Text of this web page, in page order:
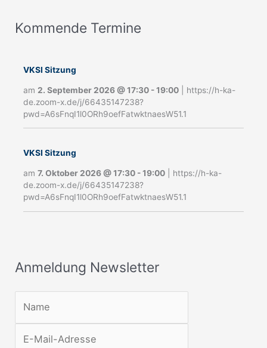
Kommende Termine
VKSI Sitzung
am 2. September 2026@17:30 -19:00
https://h-ka-
de.zoom-x.de/j/66435147238?
pwd=A6sFnqI1l0ORh9oefFatwktnaesW51.1
VKSI Sitzung
am7. Oktober 2026@17:30 -19:00
https://h-ka-
de.zoom-x.de/j/66435147238?
pwd=A6sFnqI1l0ORh9oefFatwktnaesW51.1
Anmeldung Newsletter
A
l
e